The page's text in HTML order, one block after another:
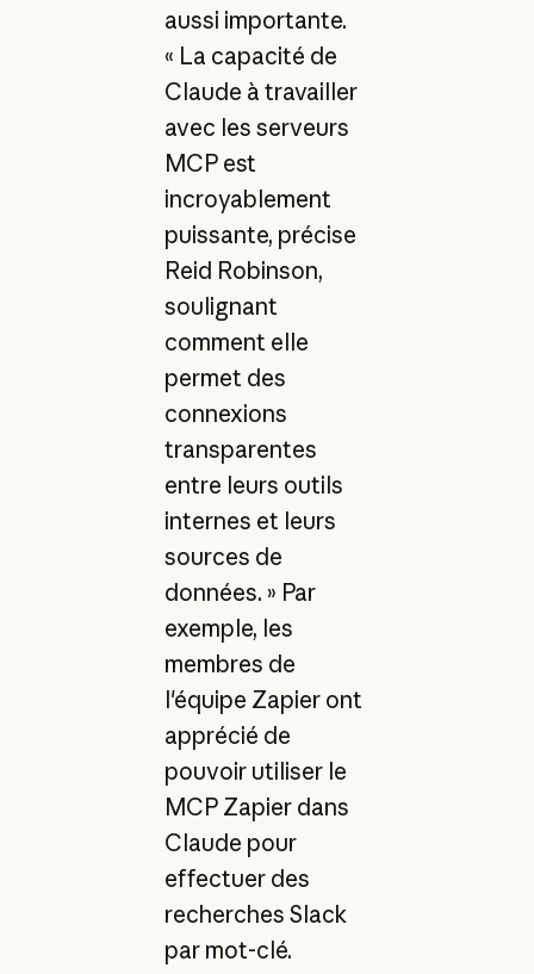
aussi importante.
« La capacité de
Claude à travailler
avec les serveurs
MCP est
incroyablement
puissante, précise
Reid Robinson,
soulignant
comment elle
permet des
connexions
transparentes
entre leurs outils
internes et leurs
sources de
données. » Par
exemple, les
membres de
l'équipe Zapier ont
apprécié de
pouvoir utiliser le
MCP Zapier dans
Claude pour
effectuer des
recherches Slack
par mot-clé.